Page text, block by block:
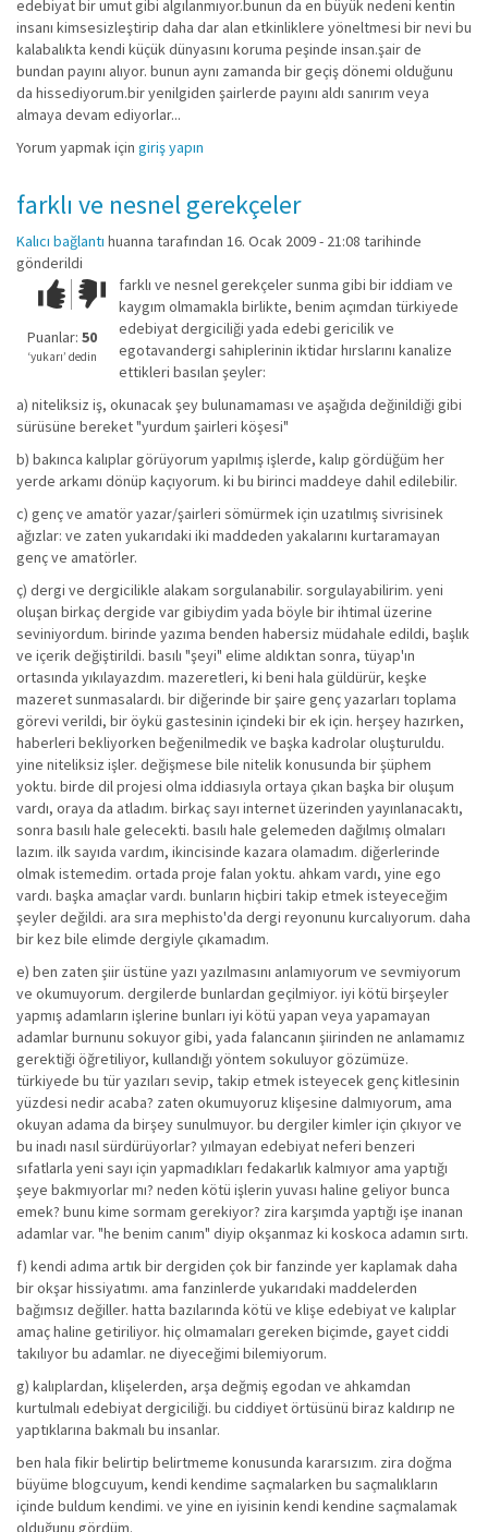
edebiyat bir umut gibi algılanmıyor.bunun da en büyük nedeni kentin
insanı kimsesizleştirip daha dar alan etkinliklere yöneltmesi bir nevi bu
kalabalıkta kendi küçük dünyasını koruma peşinde insan.şair de
bundan payını alıyor. bunun aynı zamanda bir geçiş dönemi olduğunu
da hissediyorum.bir yenilgiden şairlerde payını aldı sanırım veya
almaya devam ediyorlar...
Yorum yapmak için giriş yapın
farklı ve nesnel gerekçeler
Kalıcı bağlantı huanna tarafından 16. Ocak 2009 - 21:08 tarihinde
gönderildi
Çok iyi!O
kadar
iyi
değil!
Puanlar: 50
‘yukarı’ dedin
farklı ve nesnel gerekçeler sunma gibi bir iddiam ve
kaygım olmamakla birlikte, benim açımdan türkiyede
edebiyat dergiciliği yada edebi gericilik ve
egotavandergi sahiplerinin iktidar hırslarını kanalize
ettikleri basılan şeyler:
a) niteliksiz iş, okunacak şey bulunamaması ve aşağıda değinildiği gibi
sürüsüne bereket "yurdum şairleri köşesi"
b) bakınca kalıplar görüyorum yapılmış işlerde, kalıp gördüğüm her
yerde arkamı dönüp kaçıyorum. ki bu birinci maddeye dahil edilebilir.
c) genç ve amatör yazar/şairleri sömürmek için uzatılmış sivrisinek
ağızlar: ve zaten yukarıdaki iki maddeden yakalarını kurtaramayan
genç ve amatörler.
ç) dergi ve dergicilikle alakam sorgulanabilir. sorgulayabilirim. yeni
oluşan birkaç dergide var gibiydim yada böyle bir ihtimal üzerine
seviniyordum. birinde yazıma benden habersiz müdahale edildi, başlık
ve içerik değiştirildi. basılı "şeyi" elime aldıktan sonra, tüyap'ın
ortasında yıkılayazdım. mazeretleri, ki beni hala güldürür, keşke
mazeret sunmasalardı. bir diğerinde bir şaire genç yazarları toplama
görevi verildi, bir öykü gastesinin içindeki bir ek için. herşey hazırken,
haberleri bekliyorken beğenilmedik ve başka kadrolar oluşturuldu.
yine niteliksiz işler. değişmese bile nitelik konusunda bir şüphem
yoktu. birde dil projesi olma iddiasıyla ortaya çıkan başka bir oluşum
vardı, oraya da atladım. birkaç sayı internet üzerinden yayınlanacaktı,
sonra basılı hale gelecekti. basılı hale gelemeden dağılmış olmaları
lazım. ilk sayıda vardım, ikincisinde kazara olamadım. diğerlerinde
olmak istemedim. ortada proje falan yoktu. ahkam vardı, yine ego
vardı. başka amaçlar vardı. bunların hiçbiri takip etmek isteyeceğim
şeyler değildi. ara sıra mephisto'da dergi reyonunu kurcalıyorum. daha
bir kez bile elimde dergiyle çıkamadım.
e) ben zaten şiir üstüne yazı yazılmasını anlamıyorum ve sevmiyorum
ve okumuyorum. dergilerde bunlardan geçilmiyor. iyi kötü birşeyler
yapmış adamların işlerine bunları iyi kötü yapan veya yapamayan
adamlar burnunu sokuyor gibi, yada falancanın şiirinden ne anlamamız
gerektiği öğretiliyor, kullandığı yöntem sokuluyor gözümüze.
türkiyede bu tür yazıları sevip, takip etmek isteyecek genç kitlesinin
yüzdesi nedir acaba? zaten okumuyoruz klişesine dalmıyorum, ama
okuyan adama da birşey sunulmuyor. bu dergiler kimler için çıkıyor ve
bu inadı nasıl sürdürüyorlar? yılmayan edebiyat neferi benzeri
sıfatlarla yeni sayı için yapmadıkları fedakarlık kalmıyor ama yaptığı
şeye bakmıyorlar mı? neden kötü işlerin yuvası haline geliyor bunca
emek? bunu kime sormam gerekiyor? zira karşımda yaptığı işe inanan
adamlar var. "he benim canım" diyip okşanmaz ki koskoca adamın sırtı.
f) kendi adıma artık bir dergiden çok bir fanzinde yer kaplamak daha
bir okşar hissiyatımı. ama fanzinlerde yukarıdaki maddelerden
bağımsız değiller. hatta bazılarında kötü ve klişe edebiyat ve kalıplar
amaç haline getiriliyor. hiç olmamaları gereken biçimde, gayet ciddi
takılıyor bu adamlar. ne diyeceğimi bilemiyorum.
g) kalıplardan, klişelerden, arşa değmiş egodan ve ahkamdan
kurtulmalı edebiyat dergiciliği. bu ciddiyet örtüsünü biraz kaldırıp ne
yaptıklarına bakmalı bu insanlar.
ben hala fikir belirtip belirtmeme konusunda kararsızım. zira doğma
büyüme blogcuyum, kendi kendime saçmalarken bu saçmalıkların
içinde buldum kendimi. ve yine en iyisinin kendi kendine saçmalamak
olduğunu gördüm.